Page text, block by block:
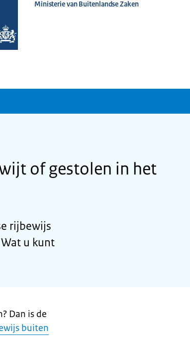
Ministerie van Buitenlandse Zaken
of gestolen in het
rijbewijs
u kunt
Dan is de
buiten